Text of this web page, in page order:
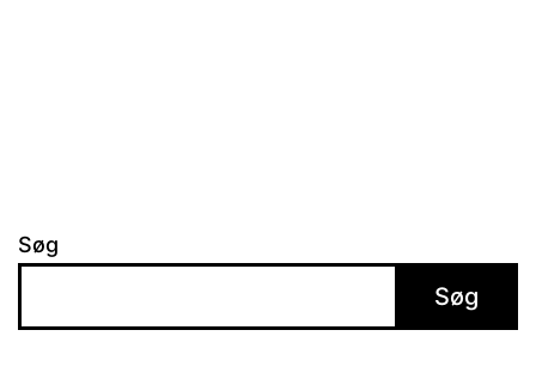
Søg
Søg